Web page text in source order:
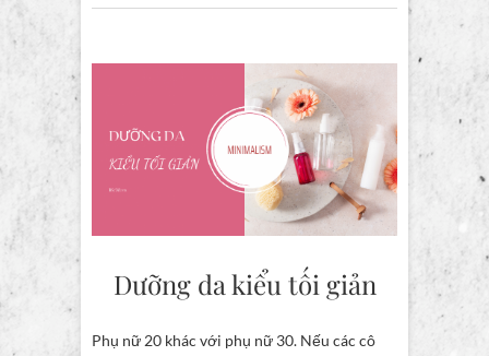
Dưỡng da kiểu tối giản
Phụ nữ 20 khác với phụ nữ 30. Nếu các cô